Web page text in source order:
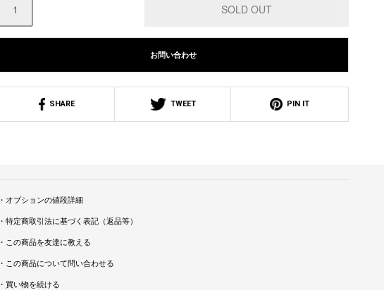
お問い合わせ
SHARE TWEET PIN IT
・オプションの値段詳細
・特定商取引法に基づく表記（返品等）
・この商品を友達に教える
・この商品について問い合わせる
・買い物を続ける